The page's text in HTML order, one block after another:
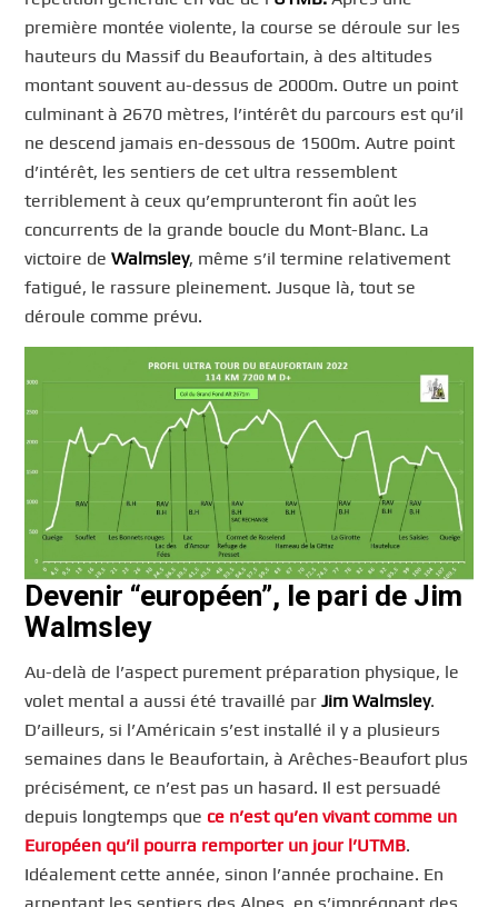
première montée violente, la course se déroule sur les
hauteurs du Massif du Beaufortain, à des altitudes
montant souvent au-dessus de 2000m. Outre un point
culminant à 2670 mètres, l’intérêt du parcours est qu’il
ne descend jamais en-dessous de 1500m. Autre point
d’intérêt, les sentiers de cet ultra ressemblent
terriblement à ceux qu’emprunteront fin août les
concurrents de la grande boucle du Mont-Blanc. La
victoire deWalmsley, même s’il termine relativement
fatigué, le rassure pleinement. Jusque là, tout se
déroule comme prévu.
Devenir “européen”, le pari de Jim
Walmsley
Au-delà de l’aspect purement préparation physique, le
volet mental a aussi été travaillé parJim Walmsley.
D’ailleurs, si l’Américain s’est installé il y a plusieurs
semaines dans le Beaufortain, à Arêches-Beaufort plus
précisément, ce n’est pas un hasard. Il est persuadé
depuis longtemps que ce n’est qu’en vivant comme un
Européen qu’il pourra remporter un jour l’UTMB.
Idéalement cette année, sinon l’année prochaine. En
arpentant les sentiers des Alpes, en s’imprégnant des